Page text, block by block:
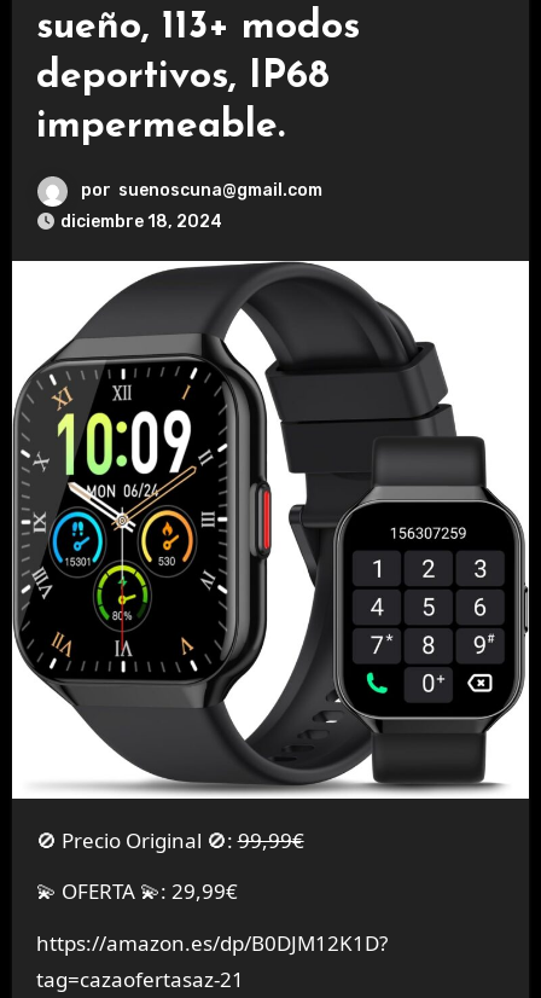
sueño, 113+ modos
deportivos, IP68
impermeable.
por suenoscuna@gmail.com
diciembre 18, 2024
🚫 Precio Original 🚫:99,99€
💫 OFERTA 💫: 29,99€
https://amazon.es/dp/B0DJM12K1D?
tag=cazaofertasaz-21